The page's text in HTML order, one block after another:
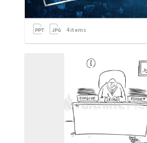
4items